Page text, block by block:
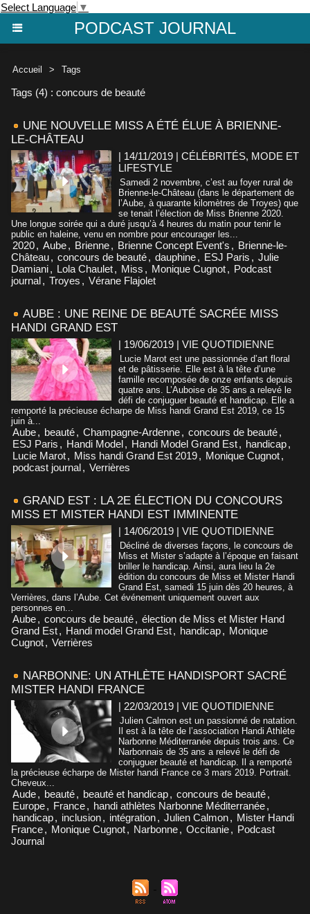
Select Language ▼
PODCAST JOURNAL
Accueil > Tags
Tags (4) : concours de beauté
UNE NOUVELLE MISS A ÉTÉ ÉLUE À BRIENNE-
LE-CHÂTEAU
| 14/11/2019 | CÉLÉBRITÉS, MODE ET
LIFESTYLE
Samedi 2 novembre, c’est au foyer rural de
Brienne-le-Château (dans le département de
l’Aube, à quarante kilomètres de Troyes) que
se tenait l’élection de Miss Brienne 2020.
Une longue soirée qui a duré jusqu’à 4 heures du matin pour tenir le
public en haleine, venu en nombre pour encourager les...
2020, Aube, Brienne, Brienne Concept Event's , Brienne-le-
Château, concours de beauté, dauphine, ESJ Paris , Julie
Damiani, Lola Chaulet, Miss , Monique Cugnot, Podcast
journal, Troyes , Vérane Flajolet
AUBE : UNE REINE DE BEAUTÉ SACRÉE MISS
HANDI GRAND EST
| 19/06/2019 | VIE QUOTIDIENNE
Lucie Marot est une passionnée d’art floral
et de pâtisserie. Elle est à la tête d’une
famille recomposée de onze enfants depuis
quatre ans. L’Auboise de 35 ans a relevé le
défi de conjuguer beauté et handicap. Elle a
remporté la précieuse écharpe de Miss handi Grand Est 2019, ce 15
juin à...
Aube, beauté, Champagne-Ardenne, concours de beauté,
ESJ Paris , Handi Model, Handi Model Grand Est, handicap,
Lucie Marot, Miss handi Grand Est 2019, Monique Cugnot,
podcast journal, Verrières
GRAND EST : LA 2E ÉLECTION DU CONCOURS
MISS ET MISTER HANDI EST IMMINENTE
| 14/06/2019 | VIE QUOTIDIENNE
Décliné de diverses façons, le concours de
Miss et Mister s’adapte à l’époque en faisant
briller le handicap. Ainsi, aura lieu la 2e
édition du concours de Miss et Mister Handi
Grand Est, samedi 15 juin dès 20 heures, à
Verrières, dans l’Aube. Cet événement uniquement ouvert aux
personnes en...
Aube, concours de beauté, élection de Miss et Mister Hand
Grand Est, Handi model Grand Est, handicap, Monique
Cugnot, Verrières
NARBONNE: UN ATHLÈTE HANDISPORT SACRÉ
MISTER HANDI FRANCE
| 22/03/2019 | VIE QUOTIDIENNE
Julien Calmon est un passionné de natation.
Il est à la tête de l’association Handi Athlète
Narbonne Méditerranée depuis trois ans. Ce
Narbonnais de 35 ans a relevé le défi de
conjuguer beauté et handicap. Il a remporté
la précieuse écharpe de Mister handi France ce 3 mars 2019. Portrait.
Cheveux...
Aude, beauté, beauté et handicap, concours de beauté,
Europe, France, handi athlètes Narbonne Méditerranée,
handicap, inclusion, intégration, Julien Calmon, Mister Handi
France, Monique Cugnot, Narbonne, Occitanie, Podcast
Journal